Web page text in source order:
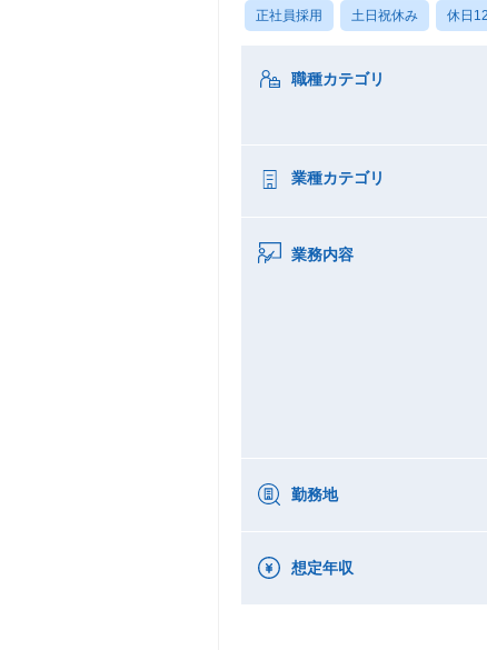
正社員採用 土日祝休み 休日
職種カテゴリ
業種カテゴリ
業務内容
勤務地
想定年収